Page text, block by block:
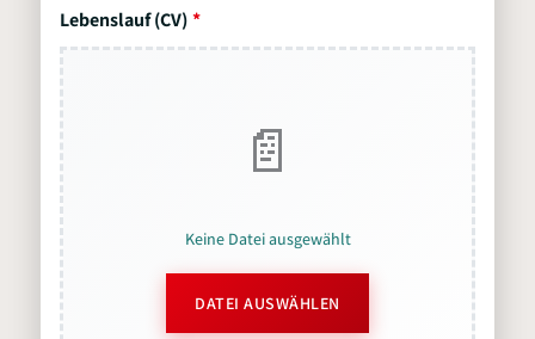
Lebenslauf (CV)
Keine Datei ausgewählt
DATEI AUSWÄHLEN